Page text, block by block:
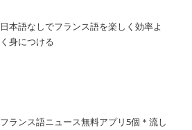
日本語なしでフランス語を楽しく効率よ
く身につける
フランス語ニュース無料アプリ5個＊流し